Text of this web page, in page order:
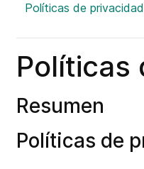
Políticas de privacidad
Políticas
Resumen
Políticas de